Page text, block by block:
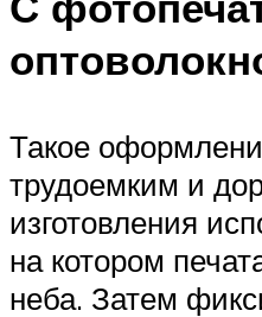
Такое
трудоемким и
изготовления
на котором
неба. Затем